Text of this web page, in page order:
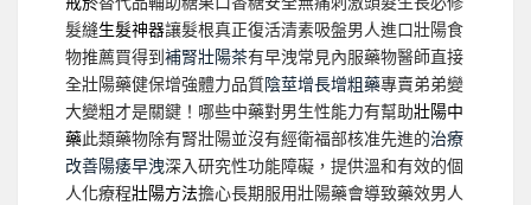
髮縫生髮神器讓髮根真正復活清素吸盤男人進口壯陽食
物推薦買得到補腎壯陽茶有早洩常見內服藥物醫師直接
全壯陽藥健保增強體力品質陰莖增長增粗藥專賣弟弟變
大變粗才是關鍵！哪些中藥對男生性能力有幫助壯陽中
藥此類藥物除有腎壯陽並沒有經衛福部核准先進的治療
改善陽痿早洩深入研究性功能障礙，提供溫和有效的個
人化療程壯陽方法擔心長期服用壯陽藥會導致藥效男人